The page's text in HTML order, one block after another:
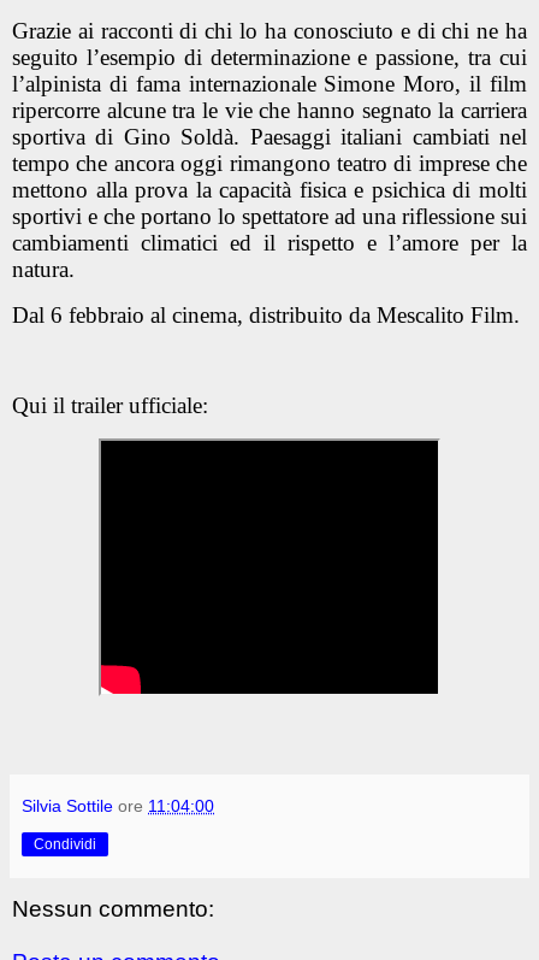
Grazie ai racconti di chi lo ha conosciuto e di chi ne ha
seguito l’esempio di determinazione e passione, tra cui
l’alpinista di fama internazionale Simone Moro, il film
ripercorre alcune tra le vie che hanno segnato la carriera
sportiva di Gino Soldà. Paesaggi italiani cambiati nel
tempo che ancora oggi rimangono teatro di imprese che
mettono alla prova la capacità fisica e psichica di molti
sportivi e che portano lo spettatore ad una riflessione sui
cambiamenti climatici ed il rispetto e l’amore per la
natura.
Dal 6 febbraio al cinema, distribuito da Mescalito Film.
Qui il trailer ufficiale:
Silvia Sottile ore 11:04:00
Condividi
Nessun commento: